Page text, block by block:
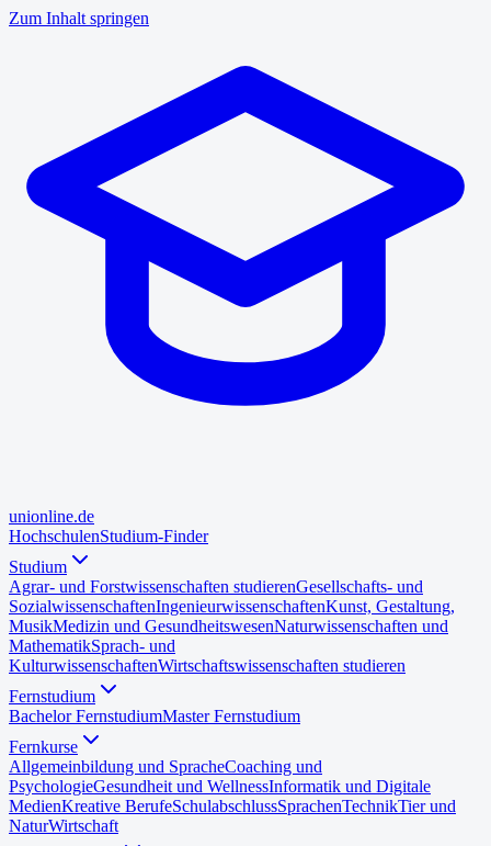
Zum Inhalt springen
unionline.de
HochschulenStudium-Finder
Studium
Agrar- und Forstwissenschaften studierenGesellschafts- und
SozialwissenschaftenIngenieurwissenschaftenKunst, Gestaltung,
MusikMedizin und GesundheitswesenNaturwissenschaften und
MathematikSprach- und
KulturwissenschaftenWirtschaftswissenschaften studieren
Fernstudium
Bachelor FernstudiumMaster Fernstudium
Fernkurse
Allgemeinbildung und SpracheCoaching und
PsychologieGesundheit und WellnessInformatik und Digitale
MedienKreative BerufeSchulabschlussSprachenTechnikTier und
NaturWirtschaft